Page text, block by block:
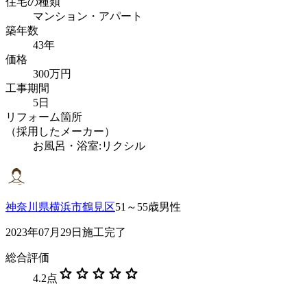
マンション・アパート
築年数
43年
価格
300万円
工事期間
5日
リフォーム箇所
（採用したメーカー）
お風呂・浴室:リクシル
神奈川県横浜市鶴見区51～55歳男性
2023年07月29日施工完了
総合評価
4.2点 star star star star star